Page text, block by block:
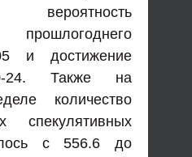
вероятность
и достижение
24. Также на
количество
спекулятивных
с 556.6 до